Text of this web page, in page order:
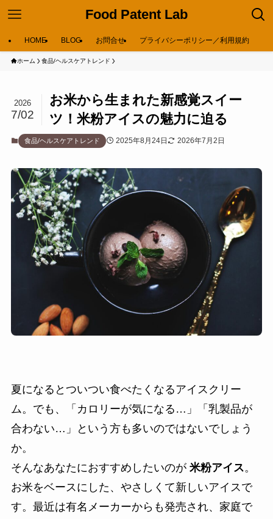
Food Patent Lab
HOME BLOG お問合せ プライバシーポリシー／利用規約
ホーム 食品/ヘルスケアトレンド
お米から生まれた新感覚スイー
ツ！米粉アイスの魅力に迫る
2026
7/02
食品/ヘルスケアトレンド 2025年8月24日 2026年7月2日
夏になるとついつい食べたくなるアイスクリー
ム。でも、「カロリーが気になる…」「乳製品が
合わない…」という方も多いのではないでしょう
か。
そんなあなたにおすすめしたいのが 米粉アイス。
お米をベースにした、やさしくて新しいアイスで
す。最近は有名メーカーからも発売され、家庭で